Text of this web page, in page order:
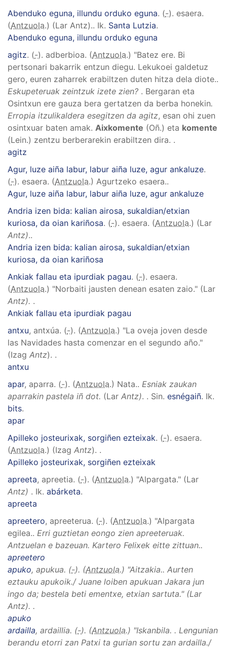
Abenduko eguna, illundu orduko eguna. (-). esaera.
(Antzuola.) (Lar Antz).. Ik. Santa Lutzia.
Abenduko eguna, illundu orduko eguna
agitz. (-). adberbioa. (Antzuola.) "Batez ere. Bi
pertsonari bakarrik entzun diegu. Lekukoei galdetuz
gero, euren zaharrek erabiltzen duten hitza dela diote..
Eskupeteruak zeintzuk izete zien? . Bergaran eta
Osintxun ere gauza bera gertatzen da berba honekin.
Erropia itzulikaldera esegitzen da agitz, esan ohi zuen
osintxuar baten amak. Aixkomente (Oñ.) eta komente
(Lein.) zentzu berberarekin erabiltzen dira. .
agitz
Agur, luze aiña labur, labur aiña luze, agur ankaluze.
(-). esaera. (Antzuola.) Agurtzeko esaera..
Agur, luze aiña labur, labur aiña luze, agur ankaluze
Andria izen bida: kalian airosa, sukaldian/etxian
kuriosa, da oian kariñosa. (-). esaera. (Antzuola.) (Lar
Antz)..
Andria izen bida: kalian airosa, sukaldian/etxian
kuriosa, da oian kariñosa
Ankiak fallau eta ipurdiak pagau. (-). esaera.
(Antzuola.) "Norbaiti jausten denean esaten zaio." (Lar
Antz). .
Ankiak fallau eta ipurdiak pagau
antxu, antxúa. (-). (Antzuola.) "La oveja joven desde
las Navidades hasta comenzar en el segundo año."
(Izag Antz). .
antxu
apar, aparra. (-). (Antzuola.) Nata.. Esniak zaukan
aparrakin pastela iñ dot. (Lar Antz). . Sin. esnégaiñ. Ik.
bits.
apar
Apilleko josteurixak, sorgiñen ezteixak. (-). esaera.
(Antzuola.) (Izag Antz). .
Apilleko josteurixak, sorgiñen ezteixak
apreeta, apreetia. (-). (Antzuola.) "Alpargata." (Lar
Antz) . Ik. abárketa.
apreeta
apreetero, apreeterua. (-). (Antzuola.) "Alpargata
egilea.. Erri guztietan eongo zien apreeteruak.
Antzuelan e bazeuan. Kartero Felixek eitte zittuan..
apreetero
apuko, apukua. (-). (Antzuola.) "Aitzakia.. Aurten
eztauku apukoik./ Juane loiben apukuan Jakara jun
ingo da; bestela beti ementxe, etxian sartuta." (Lar
Antz). .
apuko
ardailla, ardaillia. (-). (Antzuola.) "Iskanbila. . Lengunian
berandu etorri zan Patxi ta gurian sortu zan ardailla./